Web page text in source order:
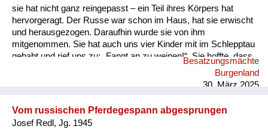
sie hat nicht ganz reingepasst – ein Teil ihres Körpers hat
hervorgeragt. Der Russe war schon im Haus, hat sie erwischt
und herausgezogen. Daraufhin wurde sie von ihm
mitgenommen. Sie hat auch uns vier Kinder mit im Schlepptau
gehabt und rief uns zu: „Fangt an zu weinen!“. Sie hoffte, dass
wir damit Mitleid erregen könnten. Wir folgten ihr, aber einer
meiner Brüder war widerspenstig – er hat sich geweigert zu
Besatzungsmächte
Burgenland
30. März 2025
Vom russischen Pferdegespann abgesprungen
Josef Redl, Jg. 1945